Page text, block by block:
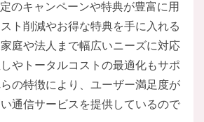
のキャンペーンや特典が豊富に用
ト削減やお得な特典を手に入れる
庭や法人まで幅広いニーズに対応
やトータルコストの最適化もサポ
の特徴により、ユーザー満足度が
通信サービスを提供しているので